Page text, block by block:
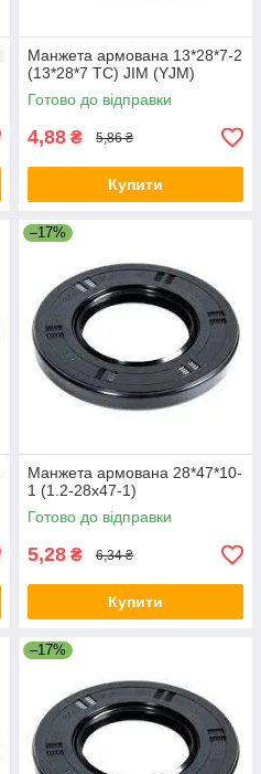
Манжета армована 13*28*7-2
(13*28*7 TC) JIM (YJM)
Готово до відправки
4,88 ₴ 5,86 ₴
Купити
–17%
Манжета армована 28*47*10-
1 (1.2-28х47-1)
Готово до відправки
5,28 ₴ 6,34 ₴
Купити
–17%